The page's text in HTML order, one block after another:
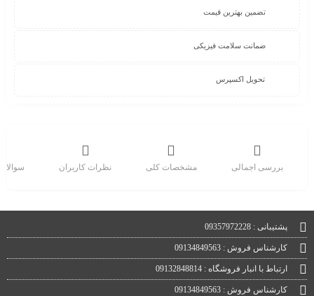
تضمین بهترین قیمت
ضمانت سلامت فیزیکی
تحویل اکسپرس
بررسی اجمالی مشخصات کلی نظرات کاربران
پشتیبانی : 09357972228
کارشناس فروش : 09134849563
ارتباط با انبار فروشگاه : 09132848814
کارشناس فروش : 09134849563